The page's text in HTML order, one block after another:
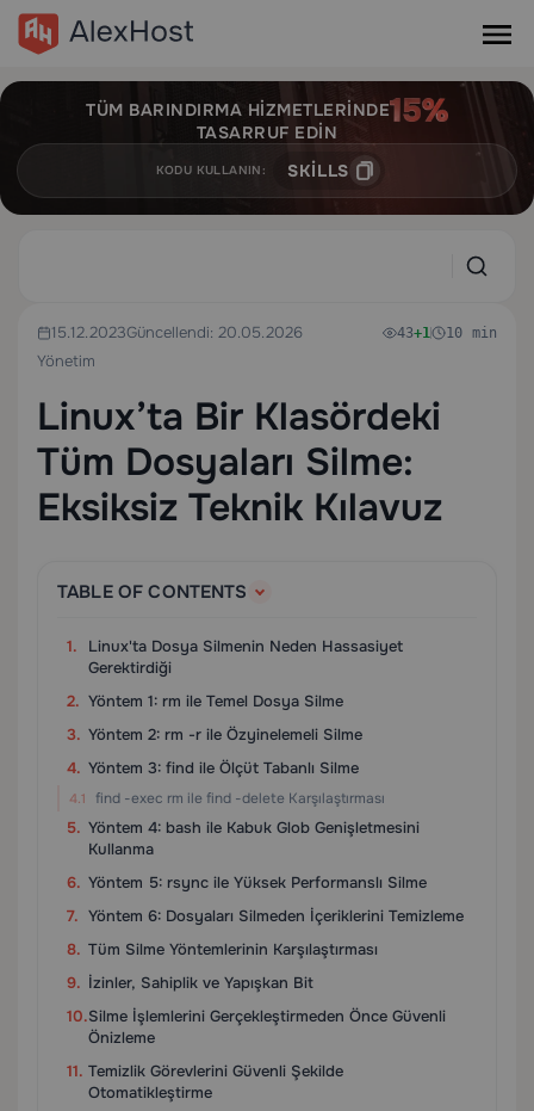
TÜM BARINDIRMA HIZMETLERINDE
TASARRUF EDIN
KODU KULLANIN: SKILLS
15.12.2023Güncellendi: 20.05.2026
Yönetim
43+1 10 min
Linux’ta Bir Klasördeki
Tüm Dosyaları Silme:
Eksiksiz Teknik Kılavuz
TABLE OF CONTENTS
Linux'ta Dosya Silmenin Neden Hassasiyet
Gerektirdiği
Yöntem 1: rm ile Temel Dosya Silme
Yöntem 2: rm -r ile Özyinelemeli Silme
Yöntem 3: find ile Ölçüt Tabanlı Silme
find -exec rm ile find -delete Karşılaştırması
Yöntem 4: bash ile Kabuk Glob Genişletmesini
Kullanma
Yöntem 5: rsync ile Yüksek Performanslı Silme
Yöntem 6: Dosyaları Silmeden İçeriklerini Temizleme
Tüm Silme Yöntemlerinin Karşılaştırması
İzinler, Sahiplik ve Yapışkan Bit
Silme İşlemlerini Gerçekleştirmeden Önce Güvenli
Önizleme
Temizlik Görevlerini Güvenli Şekilde
Otomatikleştirme